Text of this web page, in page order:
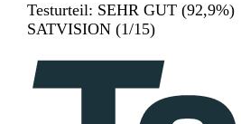
Testurteil: SEHR GUT (92,9%)
SATVISION (1/15)